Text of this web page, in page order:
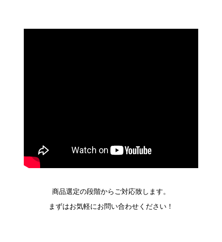
商品選定の段階からご対応致します。
まずはお気軽にお問い合わせください！